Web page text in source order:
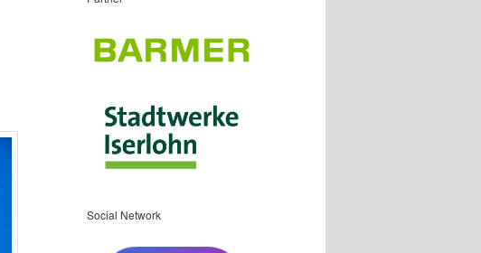
Social Network